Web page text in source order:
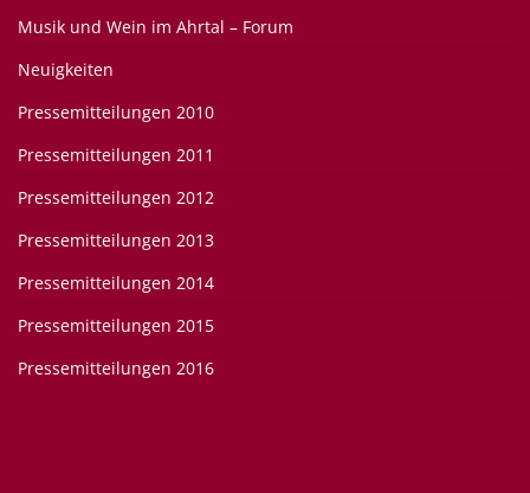
Musik und Wein im Ahrtal – Forum
Neuigkeiten
Pressemitteilungen 2010
Pressemitteilungen 2011
Pressemitteilungen 2012
Pressemitteilungen 2013
Pressemitteilungen 2014
Pressemitteilungen 2015
Pressemitteilungen 2016